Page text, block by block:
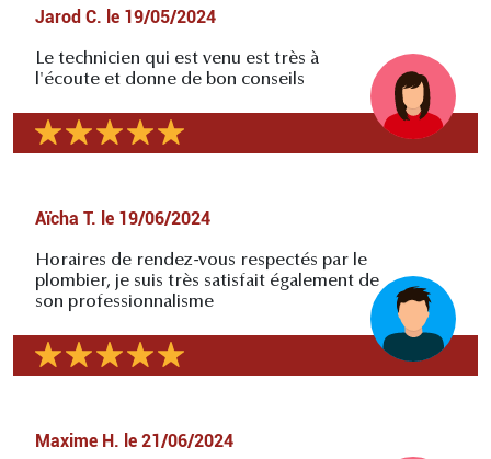
Jarod C. le 19/05/2024
Le technicien qui est venu est très à
l'écoute et donne de bon conseils
Aïcha T. le 19/06/2024
Horaires de rendez-vous respectés par le
plombier, je suis très satisfait également de
son professionnalisme
Maxime H. le 21/06/2024